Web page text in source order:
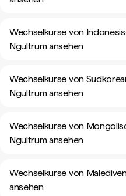
Wechselkurse von
Ngultrum ansehen
Wechselkurse von
Ngultrum ansehen
Wechselkurse von
Ngultrum ansehen
Wechselkurse von
ansehen